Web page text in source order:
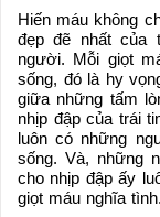
Hiến máu không
đẹp đẽ nhất của
người. Mỗi giọt
sống, đó là hy
giữa những tấm
nhịp đập của trái
luôn có những
sống. Và, những
cho nhịp đập ấy
giọt máu nghĩa